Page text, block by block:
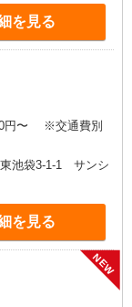
を見る
円〜 ※交通費別
池袋3-1-1 サンシ
を見る
NEW